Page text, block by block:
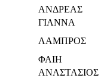
ΑΝΔΡΕΑΣ
ΓΙΑΝΝΑ
ΛΑΜΠΡΟΣ
ΦΑΙΗ
ΑΝΑΣΤΑΣΙΟΣ